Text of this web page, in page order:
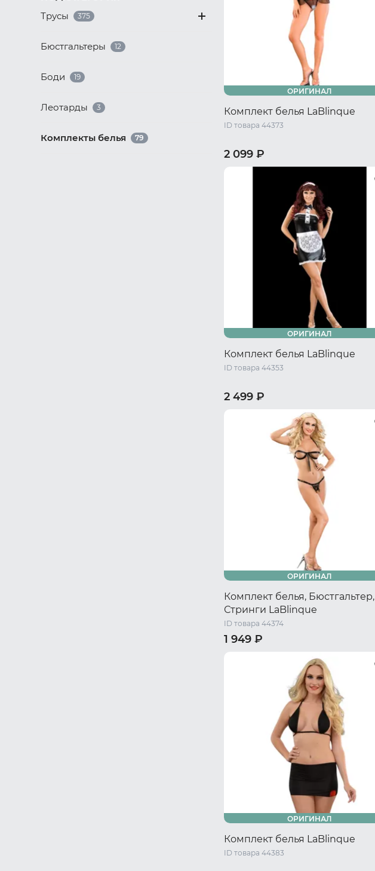
Трусы
375
Бюстгальтеры 12
Боди 19
Леотарды 3
Комплекты белья 79
ОРИГИНАЛ
Комплект белья LaBlinque
ID товара 44373
2 099 ₽
ОРИГИНАЛ
Комплект белья LaBlinque
ID товара 44353
2 499 ₽
ОРИГИНАЛ
Комплект белья, Бюстгальтер,
Стринги LaBlinque
ID товара 44374
1 949 ₽
44-46 RU / L/XL
ОРИГИНАЛ
Комплект белья LaBlinque
ID товара 44383